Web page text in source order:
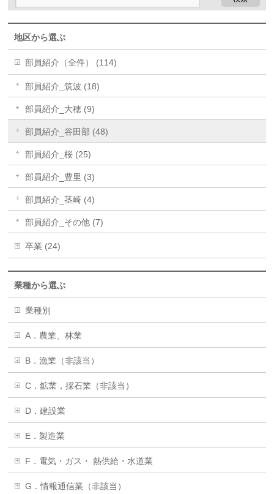
地区から選ぶ
部員紹介（全件） (114)
部員紹介_筑波 (18)
部員紹介_大穂 (9)
部員紹介_谷田部 (48)
部員紹介_桜 (25)
部員紹介_豊里 (3)
部員紹介_茎崎 (4)
部員紹介_その他 (7)
卒業 (24)
業種から選ぶ
業種別
A．農業、林業
B．漁業（非該当）
C．鉱業，採石業（非該当）
D．建設業
E．製造業
F．電気・ガス・ 熱供給・水道業
G．情報通信業（非該当）